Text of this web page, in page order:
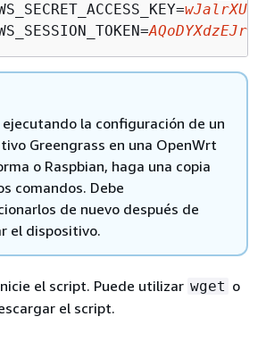
ejecutando la configuración de un
Greengrass en una OpenWrt
o Raspbian, haga una copia
comandos. Debe
de nuevo después de
el dispositivo.
el script. Puede utilizar wget o
el script.